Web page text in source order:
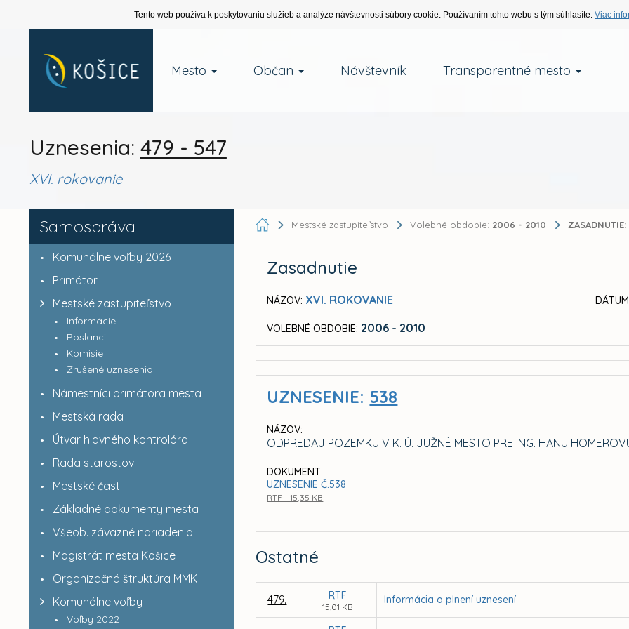
Tento web používa k poskytovaniu služieb a analýze návštevnosti súbory cookie. Používaním tohto webu s tým súhlasíte. Viac
Mesto Občan Návštevník Transparentné mesto
Uznesenia: 479 - 547
XVI. rokovanie
Samospráva
Komunálne voľby 2026
Primátor
Mestské zastupiteľstvo
Informácie
Poslanci
Komisie
Zrušené uznesenia
Námestníci primátora mesta
Mestská rada
Útvar hlavného kontrolóra
Rada starostov
Mestské časti
Základné dokumenty mesta
Všeob. záväzné nariadenia
Magistrát mesta Košice
Organizačná štruktúra MMK
Komunálne voľby
Voľby 2022
Mestské zastupiteľstvo Volebné obdobie: 2006 - 2010 ZASADNUTIE:
Zasadnutie
NÁZOV: XVI. ROKOVANIE
VOLEBNÉ OBDOBIE: 2006 - 2010
UZNESENIE: 538
NÁZOV:
ODPREDAJ POZEMKU V K. Ú. JUŽNÉ MESTO PRE ING. HANU
DOKUMENT:
UZNESENIE Č.538
RTF - 15,35 KB
Ostatné
479. RTF
15,01 KB
Informácia o plnení uznesení